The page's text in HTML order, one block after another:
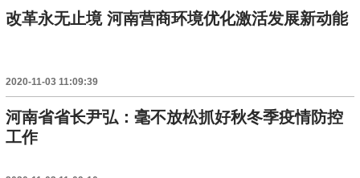
改革永无止境 河南营商环境优化激活发展新动能
2020-11-03 11:09:39
河南省省长尹弘：毫不放松抓好秋冬季疫情防控
工作